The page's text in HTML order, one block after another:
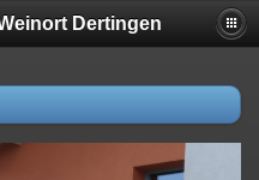
Dertingen